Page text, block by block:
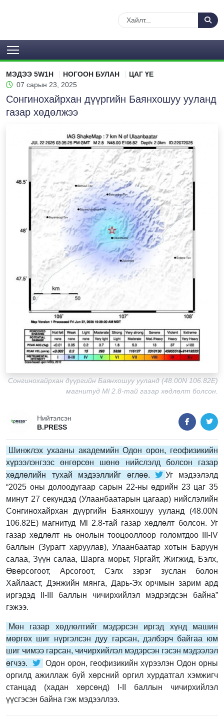
МЭДЭЭ 5W1H НОГООН БУЛАН
ЦАГ ҮЕ
07 сарын 23, 2025
Сонгинохайрхан дүүргийн Баянхошуу ууланд
газар хөдөлжээ
Сонгинохайрхан дүүргийн Баянхошуу ууланд (48.00N 106.82E)
магнитуд Мl 2.8-тай газар хөдлөлт болсон.
Нийтэлсэн
B.PRESS
Шинжлэх ухааны академийн Одон орон, геофизикийн
хүрээлэнгээс өнгөрсөн шөнө нийслэлд болсон газар
хөдлөлийн тухай мэдээллийг өглөө.
Уг мэдээлэлд
“2025 оны долоодугаар сарын 22-ны өдрийн 23 цаг 35
минут 27 секундэд (Улаанбаатарын цагаар) нийслэлийн
Сонгинохайрхан дүүргийн Баянхошуу ууланд (48.00N
106.82E) магнитуд Мl 2.8-тай газар хөдлөлт болсон. Уг
газар хөдлөлт нь онолын тооцооллоор голомтдоо III-IV
баллын (Зурагт харуулав), Улаанбаатар хотын Баруун
салаа, Зүүн салаа, Шарга морьт, Яргайт, Жигжид, Бэлх,
Өвөрсогоот, Арсогоот, Сэлх зэрэг зуслан болон
Хайлааст, Дэнжийн мянга, Дарь-Эх орчмын зарим ард
иргэдэд II-III баллын чичирхийлэл мэдрэгдсэн байна”
гэжээ.
Мөн газар хөдлөлтийг мэдэрсэн иргэд хүнд машин
мөргөх шиг нүргэлсэн дуу гарсан, дэлбэрч байгаа юм
шиг чимээ гарсан, чичирхийлэл мэдэрсэн гэсэн мэдээлэл
өгчээ.
Одон орон, геофизикийн хүрээлэн Одон орны
оргилд ажиллаж буй хөрсний оргил хурдатгал хэмжигч
станцад (хадан хөрсөнд) I-II баллын чичирхийлэл
үүсгэсэн байна гэж мэдээллээ.